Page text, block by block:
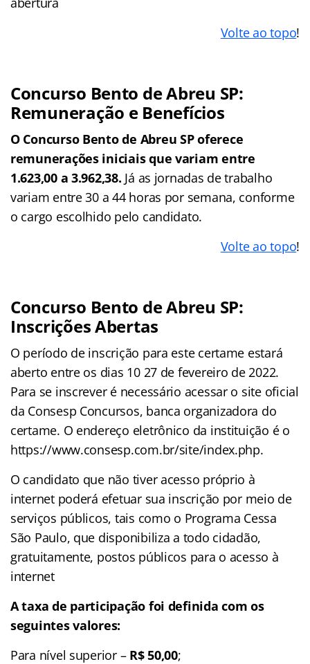
Volte ao topo!
Concurso Bento de Abreu SP:
Remuneração e Benefícios
O Concurso Bento de Abreu SP oferece
remunerações iniciais que variam entre
1.623,00 a 3.962,38. Já as jornadas de trabalho
variam entre 30 a 44 horas por semana, conforme
o cargo escolhido pelo candidato.
Volte ao topo!
Concurso Bento de Abreu SP:
Inscrições Abertas
O período de inscrição para este certame estará
aberto entre os dias 10 27 de fevereiro de 2022.
Para se inscrever é necessário acessar o site oficial
da Consesp Concursos, banca organizadora do
certame. O endereço eletrônico da instituição é o
https://www.consesp.com.br/site/index.php.
O candidato que não tiver acesso próprio à
internet poderá efetuar sua inscrição por meio de
serviços públicos, tais como o Programa Cessa
São Paulo, que disponibiliza a todo cidadão,
gratuitamente, postos públicos para o acesso à
internet
A taxa de participação foi definida com os
seguintes valores:
Para nível superior – R$ 50,00;